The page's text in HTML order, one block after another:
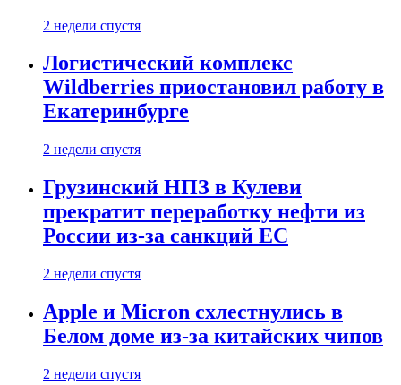
2 недели спустя
Логистический комплекс
Wildberries приостановил работу в
Екатеринбурге
2 недели спустя
Грузинский НПЗ в Кулеви
прекратит переработку нефти из
России из-за санкций ЕС
2 недели спустя
Apple и Micron схлестнулись в
Белом доме из-за китайских чипов
2 недели спустя